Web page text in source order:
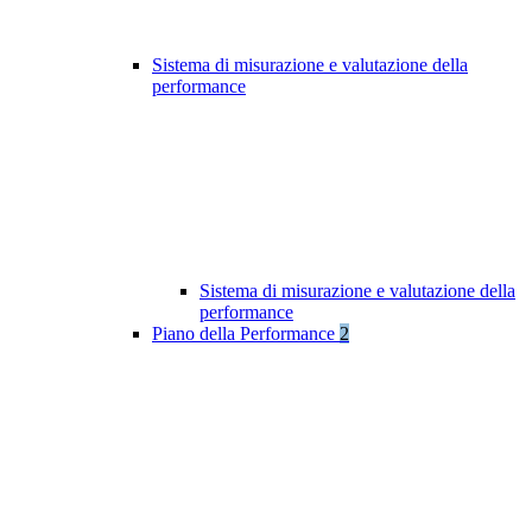
Sistema di misurazione e valutazione della
performance
Sistema di misurazione e valutazione della
performance
Piano della Performance 2